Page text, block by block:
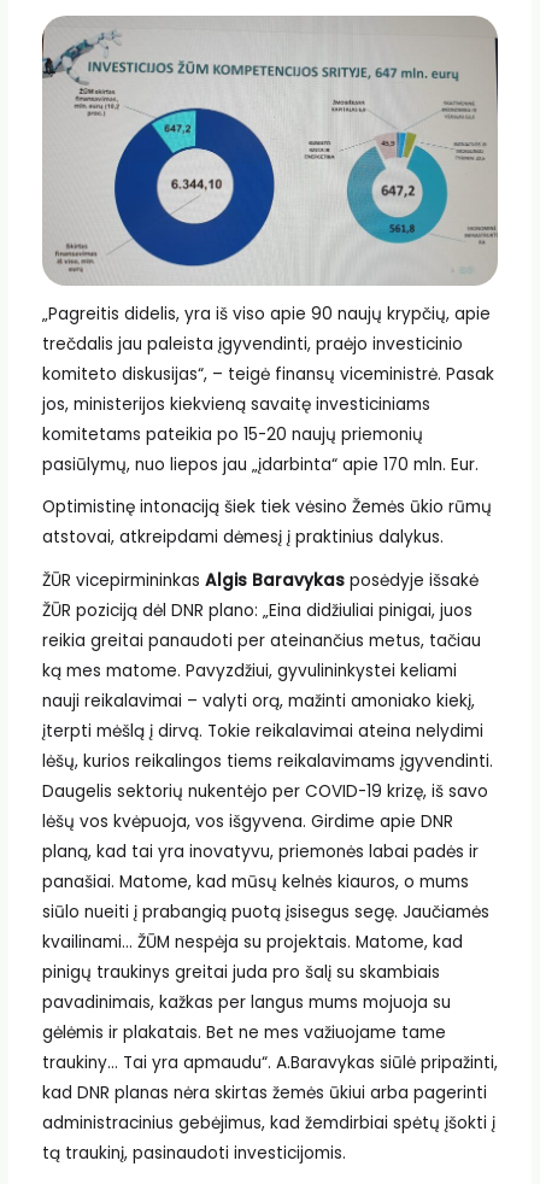
„Pagreitis didelis, yra iš viso apie 90 naujų krypčių, apie
trečdalis jau paleista įgyvendinti, praėjo investicinio
komiteto diskusijas“, – teigė finansų viceministrė. Pasak
jos, ministerijos kiekvieną savaitę investiciniams
komitetams pateikia po 15-20 naujų priemonių
pasiūlymų, nuo liepos jau „įdarbinta“ apie 170 mln. Eur.
Optimistinę intonaciją šiek tiek vėsino Žemės ūkio rūmų
atstovai, atkreipdami dėmesį į praktinius dalykus.
ŽŪR vicepirmininkas Algis Baravykasposėdyje išsakė
ŽŪR poziciją dėl DNR plano: „Eina didžiuliai pinigai, juos
reikia greitai panaudoti per ateinančius metus, tačiau
ką mes matome. Pavyzdžiui, gyvulininkystei keliami
nauji reikalavimai – valyti orą, mažinti amoniako kiekį,
įterpti mėšlą į dirvą. Tokie reikalavimai ateina nelydimi
lėšų, kurios reikalingos tiems reikalavimams įgyvendinti.
Daugelis sektorių nukentėjo per COVID-19 krizę, iš savo
lėšų vos kvėpuoja, vos išgyvena. Girdime apie DNR
planą, kad tai yra inovatyvu, priemonės labai padės ir
panašiai. Matome, kad mūsų kelnės kiauros, o mums
siūlo nueiti į prabangią puotą įsisegus segę. Jaučiamės
kvailinami… ŽŪM nespėja su projektais. Matome, kad
pinigų traukinys greitai juda pro šalį su skambiais
pavadinimais, kažkas per langus mums mojuoja su
gėlėmis ir plakatais. Bet ne mes važiuojame tame
traukiny… Tai yra apmaudu“. A.Baravykas siūlė pripažinti,
kad DNR planas nėra skirtas žemės ūkiui arba pagerinti
administracinius gebėjimus, kad žemdirbiai spėtų įšokti į
tą traukinį, pasinaudoti investicijomis.